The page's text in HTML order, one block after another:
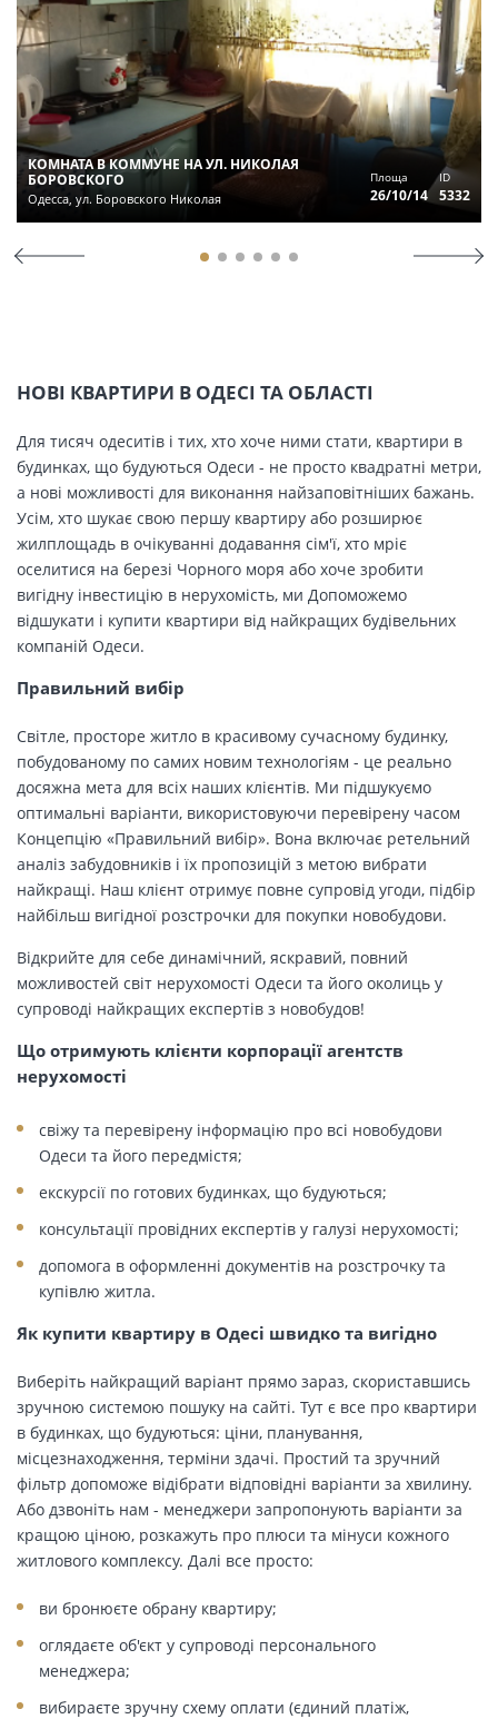
КОМНАТА В КОММУНЕ НА УЛ. НИКОЛАЯ
БОРОВСКОГО
Одесса, ул. Боровского Николая
Площа
26/10/14
ID
5332
НОВІ КВАРТИРИ В ОДЕСІ ТА ОБЛАСТІ
Для тисяч одеситів і тих, хто хоче ними стати, квартири в
будинках, що будуються Одеси - не просто квадратні метри,
а нові можливості для виконання найзаповітніших бажань.
Усім, хто шукає свою першу квартиру або розширює
жилплощадь в очікуванні додавання сім'ї, хто мріє
оселитися на березі Чорного моря або хоче зробити
вигідну інвестицію в нерухомість, ми Допоможемо
відшукати і купити квартири від найкращих будівельних
компаній Одеси.
Правильний вибір
Світле, просторе житло в красивому сучасному будинку,
побудованому по самих новим технологіям - це реально
досяжна мета для всіх наших клієнтів. Ми підшукуємо
оптимальні варіанти, використовуючи перевірену часом
Концепцію «Правильний вибір». Вона включає ретельний
аналіз забудовників і їх пропозицій з метою вибрати
найкращі. Наш клієнт отримує повне супровід угоди, підбір
найбільш вигідної розстрочки для покупки новобудови.
Відкрийте для себе динамічний, яскравий, повний
можливостей світ нерухомості Одеси та його околиць у
супроводі найкращих експертів з новобудов!
Що отримують клієнти корпорації агентств
нерухомості
свіжу та перевірену інформацію про всі новобудови
Одеси та його передмістя;
екскурсії по готових будинках, що будуються;
консультації провідних експертів у галузі нерухомості;
допомога в оформленні документів на розстрочку та
купівлю житла.
Як купити квартиру в Одесі швидко та вигідно
Виберіть найкращий варіант прямо зараз, скориставшись
зручною системою пошуку на сайті. Тут є все про квартири
в будинках, що будуються: ціни, планування,
місцезнаходження, терміни здачі. Простий та зручний
фільтр допоможе відібрати відповідні варіанти за хвилину.
Або дзвоніть нам - менеджери запропонують варіанти за
кращою ціною, розкажуть про плюси та мінуси кожного
житлового комплексу. Далі все просто:
ви бронюєте обрану квартиру;
оглядаєте об'єкт у супроводі персонального
менеджера;
вибираєте зручну схему оплати (єдиний платіж,